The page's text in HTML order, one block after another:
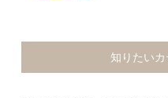
知りたい